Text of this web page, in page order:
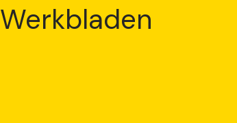
Werkbladen